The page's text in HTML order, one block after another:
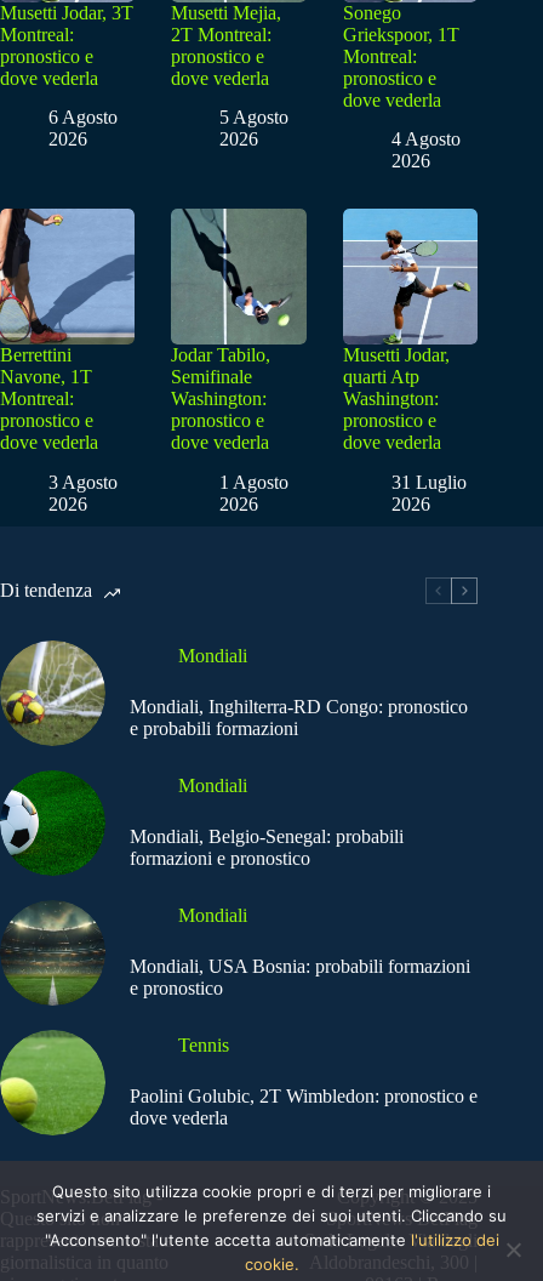
Musetti Jodar, 3T
Montreal:
pronostico e
dove vederla
6 Agosto
2026
Musetti Mejia,
2T Montreal:
pronostico e
dove vederla
5 Agosto
2026
Sonego
Griekspoor, 1T
Montreal:
pronostico e
dove vederla
4 Agosto
2026
Berrettini
Navone, 1T
Montreal:
pronostico e
dove vederla
3 Agosto
2026
Jodar Tabilo,
Semifinale
Washington:
pronostico e
dove vederla
1 Agosto
2026
Musetti Jodar,
quarti Atp
Washington:
pronostico e
dove vederla
31 Luglio
2026
Di tendenza
Mondiali
Mondiali, Inghilterra-RD Congo: pronostico
e probabili formazioni
Mondiali
Mondiali, Belgio-Senegal: probabili
formazioni e pronostico
Mondiali
Mondiali, USA Bosnia: probabili formazioni
e pronostico
Tennis
Paolini Golubic, 2T Wimbledon: pronostico e
dove vederla
SportNews.BetFlag -
Questo sito non
rappresenta una testata
giornalistica in quanto
Copyright © 2025
SportNews BetFlag
Sede Legale: Via degli
Aldobrandeschi, 300 |
Questo sito utilizza cookie propri e di terzi per migliorare i
servizi e analizzare le preferenze dei suoi utenti. Cliccando su
"Acconsento" l'utente accetta automaticamente l'utilizzo dei
cookie.